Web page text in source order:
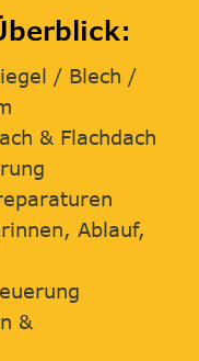
/ Blech /
& Flachdach
Ablauf,
&